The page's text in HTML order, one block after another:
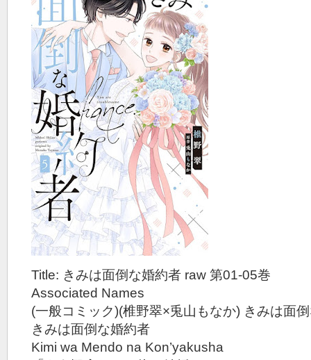
Title: きみは面倒な婚約者 raw 第01-05巻
Associated Names
(一般コミック)(椎野翠×兎山もなか) きみは面
きみは面倒な婚約者
Kimi wa Mendo na Kon’yakusha